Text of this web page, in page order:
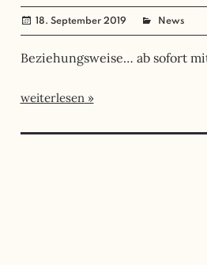
18. September 2019 News
Beziehungsweise… ab sofort
weiterlesen